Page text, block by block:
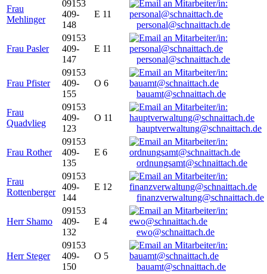
Frau
Mehlinger
09153
409-
148
E 11
personal@schnaittach.de
Frau Pasler
09153
409-
147
E 11
personal@schnaittach.de
Frau Pfister
09153
409-
155
O 6
bauamt@schnaittach.de
Frau
Quadvlieg
09153
409-
123
O 11
hauptverwaltung@schnaittach.de
Frau Rother
09153
409-
135
E 6
ordnungsamt@schnaittach.de
Frau
Rottenberger
09153
409-
144
E 12
finanzverwaltung@schnaittach.de
Herr Shamo
09153
409-
132
E 4
ewo@schnaittach.de
Herr Steger
09153
409-
150
O 5
bauamt@schnaittach.de